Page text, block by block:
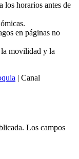
los horarios antes de
en páginas no
la movilidad y la
| Canal
Los campos